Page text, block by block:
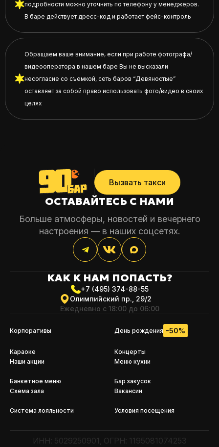
подробности можно уточнить по телефону у менеджеров.
В баре действует дресс-код и работает фейс-контроль
Обращаем ваше внимание, если при работе фотографа/
видеооператора в нашем баре Вы не высказали
несогласие со съемкой, сеть баров “Девяностые”
оставляет за собой право использовать фото/видео в своих
целях
Вызвать такси
ОСТАВАЙТЕСЬ С НАМИ
Больше атмосферы, новостей и вечернего
настроения — в наших соцсетях.
Корпоративы День рождения -50%
Караоке
Концерты
Наши акции
Меню кухни
Банкетное меню
Бар закусок
Схема зала
Вакансии
Система лояльности Условия посещения
КАК К НАМ ПОПАСТЬ?
+7 (495) 374-88-55
Олимпийский пр., 29/2
Ежедневно с 18:00 до 06:00
ИНН: 5029250901, ОГРН: 1195081074253